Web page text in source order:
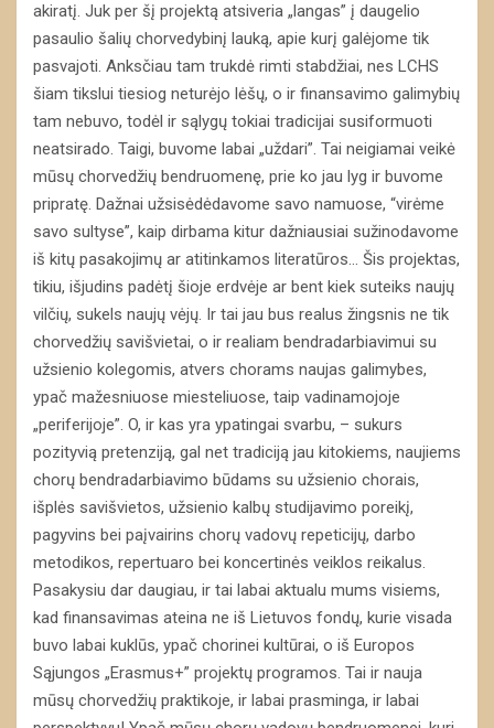
akiratį. Juk per šį projektą atsiveria „langas” į daugelio
pasaulio šalių chorvedybinį lauką, apie kurį galėjome tik
pasvajoti. Anksčiau tam trukdė rimti stabdžiai, nes LCHS
šiam tikslui tiesiog neturėjo lėšų, o ir finansavimo galimybių
tam nebuvo, todėl ir sąlygų tokiai tradicijai susiformuoti
neatsirado. Taigi, buvome labai „uždari”. Tai neigiamai veikė
mūsų chorvedžių bendruomenę, prie ko jau lyg ir buvome
pripratę. Dažnai užsisėdėdavome savo namuose, “virėme
savo sultyse”, kaip dirbama kitur dažniausiai sužinodavome
iš kitų pasakojimų ar atitinkamos literatūros… Šis projektas,
tikiu, išjudins padėtį šioje erdvėje ar bent kiek suteiks naujų
vilčių, sukels naujų vėjų. Ir tai jau bus realus žingsnis ne tik
chorvedžių savišvietai, o ir realiam bendradarbiavimui su
užsienio kolegomis, atvers chorams naujas galimybes,
ypač mažesniuose miesteliuose, taip vadinamojoje
„periferijoje”. O, ir kas yra ypatingai svarbu, – sukurs
pozityvią pretenziją, gal net tradiciją jau kitokiems, naujiems
chorų bendradarbiavimo būdams su užsienio chorais,
išplės savišvietos, užsienio kalbų studijavimo poreikį,
pagyvins bei paįvairins chorų vadovų repeticijų, darbo
metodikos, repertuaro bei koncertinės veiklos reikalus.
Pasakysiu dar daugiau, ir tai labai aktualu mums visiems,
kad finansavimas ateina ne iš Lietuvos fondų, kurie visada
buvo labai kuklūs, ypač chorinei kultūrai, o iš Europos
Sąjungos „Erasmus+” projektų programos. Tai ir nauja
mūsų chorvedžių praktikoje, ir labai prasminga, ir labai